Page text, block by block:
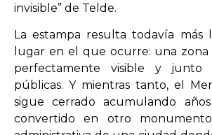
invisible” de Telde.
La estampa resulta todavía más
lugar en el que ocurre: una zona
perfectamente visible y junto
públicas. Y mientras tanto, el
sigue cerrado acumulando
convertido en otro